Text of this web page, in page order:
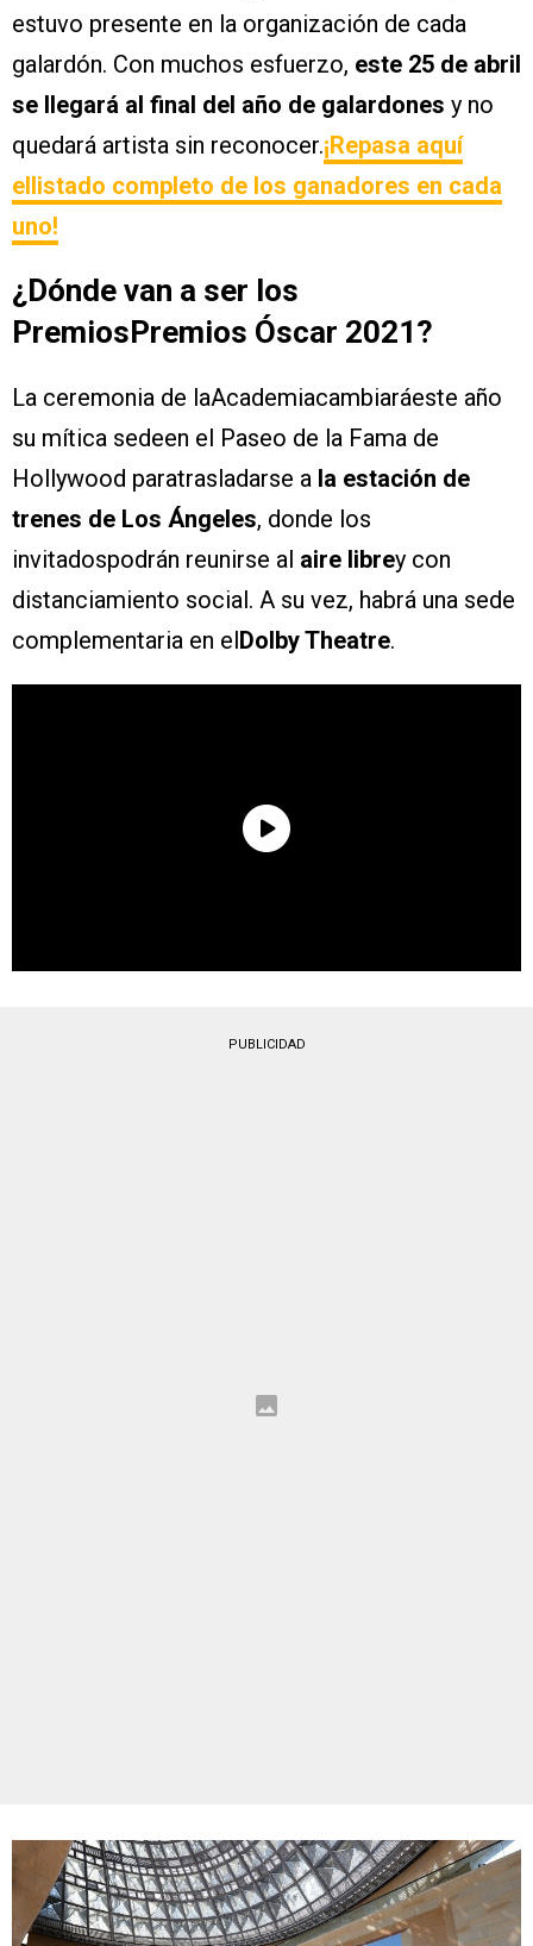
estuvo presente en la organización de cada
galardón. Con muchos esfuerzo, este 25 de abril
se llegará al final del año de galardones y no
quedará artista sin reconocer.¡Repasa aquí
ellistado completo de los ganadores en cada
uno!
¿Dónde van a ser los
PremiosPremios Óscar 2021?
La ceremonia de laAcademiacambiaráeste año
su mítica sedeen el Paseo de la Fama de
Hollywood paratrasladarse a la estación de
trenes de Los Ángeles, donde los
invitadospodrán reunirse al aire librey con
distanciamiento social. A su vez, habrá una sede
complementaria en el Dolby Theatre.
PUBLICIDAD